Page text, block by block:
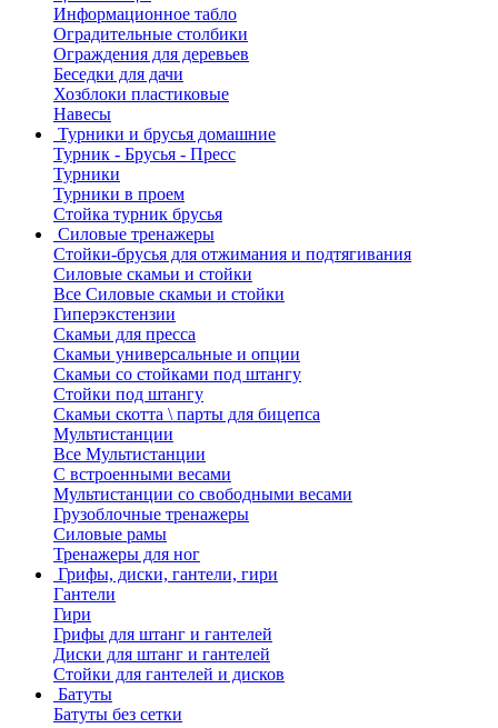
Информационное табло
Оградительные столбики
Ограждения для деревьев
Беседки для дачи
Хозблоки пластиковые
Навесы
Турники и брусья домашние
Турник - Брусья - Пресс
Турники
Турники в проем
Стойка турник брусья
Силовые тренажеры
Стойки-брусья для отжимания и подтягивания
Силовые скамьи и стойки
Все Силовые скамьи и стойки
Гиперэкстензии
Скамьи для пресса
Скамьи универсальные и опции
Скамьи со стойками под штангу
Стойки под штангу
Скамьи скотта \ парты для бицепса
Мультистанции
Все Мультистанции
С встроенными весами
Мультистанции со свободными весами
Грузоблочные тренажеры
Силовые рамы
Тренажеры для ног
Грифы, диски, гантели, гири
Гантели
Гири
Грифы для штанг и гантелей
Диски для штанг и гантелей
Стойки для гантелей и дисков
Батуты
Батуты без сетки